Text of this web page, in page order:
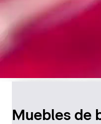
el
Muebles de